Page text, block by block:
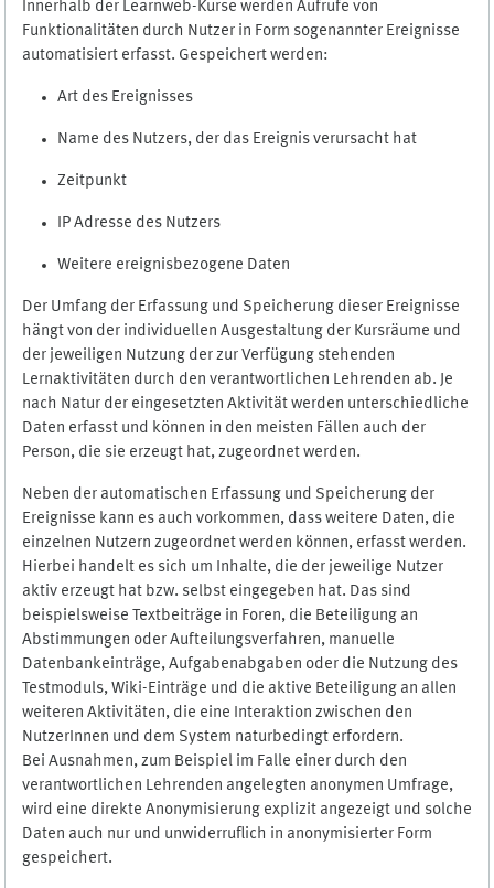
Innerhalb der Learnweb-Kurse werden Aufrufe von
Funktionalitäten durch Nutzer in Form sogenannter Ereignisse
automatisiert erfasst. Gespeichert werden:
Art des Ereignisses
Name des Nutzers, der das Ereignis verursacht hat
Zeitpunkt
IP Adresse des Nutzers
Weitere ereignisbezogene Daten
Der Umfang der Erfassung und Speicherung dieser Ereignisse
hängt von der individuellen Ausgestaltung der Kursräume und
der jeweiligen Nutzung der zur Verfügung stehenden
Lernaktivitäten durch den verantwortlichen Lehrenden ab. Je
nach Natur der eingesetzten Aktivität werden unterschiedliche
Daten erfasst und können in den meisten Fällen auch der
Person, die sie erzeugt hat, zugeordnet werden.
Neben der automatischen Erfassung und Speicherung der
Ereignisse kann es auch vorkommen, dass weitere Daten, die
einzelnen Nutzern zugeordnet werden können, erfasst werden.
Hierbei handelt es sich um Inhalte, die der jeweilige Nutzer
aktiv erzeugt hat bzw. selbst eingegeben hat. Das sind
beispielsweise Textbeiträge in Foren, die Beteiligung an
Abstimmungen oder Aufteilungsverfahren, manuelle
Datenbankeinträge, Aufgabenabgaben oder die Nutzung des
Testmoduls, Wiki-Einträge und die aktive Beteiligung an allen
weiteren Aktivitäten, die eine Interaktion zwischen den
NutzerInnen und dem System naturbedingt erfordern.
Bei Ausnahmen, zum Beispiel im Falle einer durch den
verantwortlichen Lehrenden angelegten anonymen Umfrage,
wird eine direkte Anonymisierung explizit angezeigt und solche
Daten auch nur und unwiderruflich in anonymisierter Form
gespeichert.